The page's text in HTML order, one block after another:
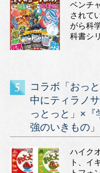
ベンチ
されて
がら科
科書シ
コラボ「おっ
中にティラノ
っとっと」×『
強のいきもの」
ハイク
ト、イ